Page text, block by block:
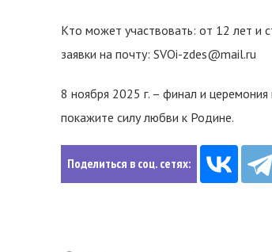
Кто может участвовать: от 12 лет и
заявки на почту: SVOi-zdes@mail.ru
8 ноября 2025 г. – финал и церемония
покажите силу любви к Родине.
Поделиться в соц. сетях: